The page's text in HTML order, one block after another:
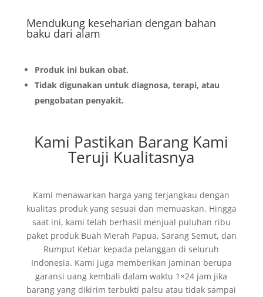
Mendukung keseharian dengan bahan
baku dari alam
Produk ini bukan obat.
Tidak digunakan untuk diagnosa, terapi, atau
pengobatan penyakit.
Kami Pastikan Barang Kami
Teruji Kualitasnya
Kami menawarkan harga yang terjangkau dengan
kualitas produk yang sesuai dan memuaskan. Hingga
saat ini, kami telah berhasil menjual puluhan ribu
paket produk Buah Merah Papua, Sarang Semut, dan
Rumput Kebar kepada pelanggan di seluruh
Indonesia. Kami juga memberikan jaminan berupa
garansi uang kembali dalam waktu 1×24 jam jika
barang yang dikirim terbukti palsu atau tidak sampai